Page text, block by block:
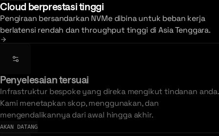
Cloud berprestasi tinggi
Pengiraan bersandarkan NVMe dibina untuk beban kerja
berlatensi rendah dan throughput tinggi di Asia Tenggara.
Penyelesaian tersuai
Infrastruktur bespoke yang direka mengikut tindanan anda.
Kami menetapkan skop, menggunakan, dan
mengendalikannya dari awal hingga akhir.
AKAN DATANG